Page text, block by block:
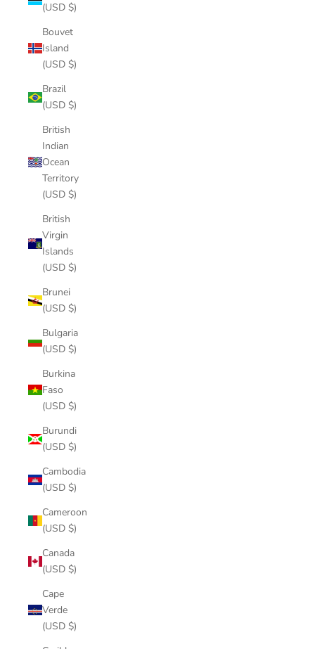
(USD $)
Bouvet
Island
(USD $)
Brazil
(USD $)
British
Indian
Ocean
Territory
(USD $)
British
Virgin
Islands
(USD $)
Brunei
(USD $)
Bulgaria
(USD $)
Burkina
Faso
(USD $)
Burundi
(USD $)
Cambodia
(USD $)
Cameroon
(USD $)
Canada
(USD $)
Cape
Verde
(USD $)